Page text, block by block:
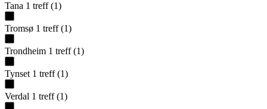
Tana 1 treff (1)
Tromsø 1 treff (1)
Trondheim 1 treff (1)
Tynset 1 treff (1)
Verdal 1 treff (1)